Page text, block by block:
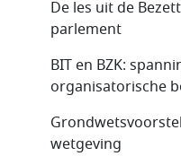
De les uit de
parlement
BIT en BZK:
organisatorische
wetgeving